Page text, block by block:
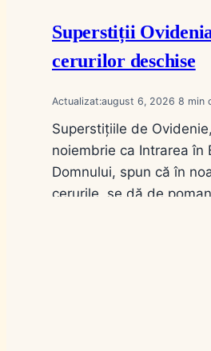
Superstiții
cerurilor deschise
Actualizat:august 6, 2026 8
Superstițiile de
noiembrie ca Intrarea în
Domnului, spun că în
cerurile, se dă de